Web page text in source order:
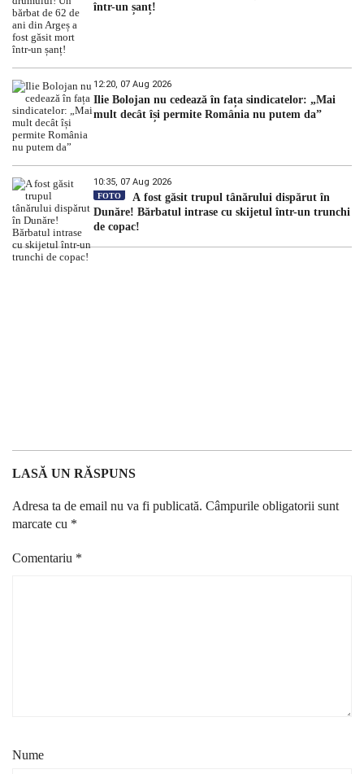
într-un șanț!
12:20, 07 Aug 2026
Ilie Bolojan nu cedează în fața sindicatelor: „Mai
mult decât își permite România nu putem da”
10:35, 07 Aug 2026
FOTO
A fost găsit trupul tânărului dispărut în
Dunăre! Bărbatul intrase cu skijetul într-un trunchi
de copac!
LASĂ UN RĂSPUNS
Adresa ta de email nu va fi publicată. Câmpurile obligatorii sunt
marcate cu *
Comentariu *
Nume